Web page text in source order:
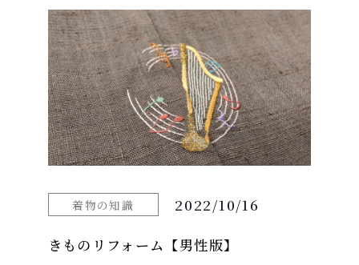
着物の知識 2022/10/16
きものリフォーム【男性版】